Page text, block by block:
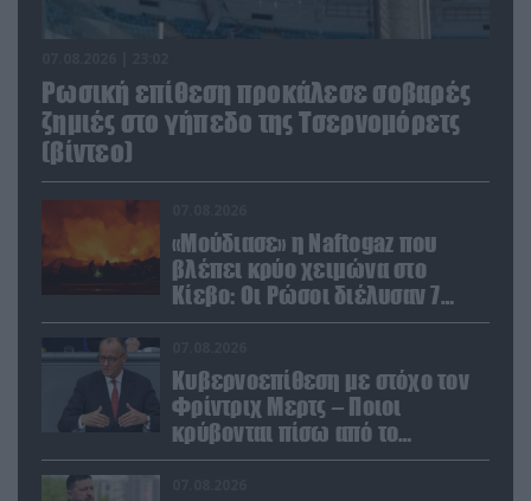
Ρωσική επίθεση προκάλεσε σοβαρές
ζημιές στο γήπεδο της Τσερνομόρετς
(βίντεο)
«Μούδιασε» η Naftogaz που
βλέπει κρύο χειμώνα στο
Κίεβο: Οι Ρώσοι διέλυσαν 7
εγκαταστάσεις του ουκρανικού
Κυβερνοεπίθεση με στόχο τον
Φρίντριχ Μερτς – Ποιοι
κρύβονται πίσω από το
παραποιημένο βίντεο